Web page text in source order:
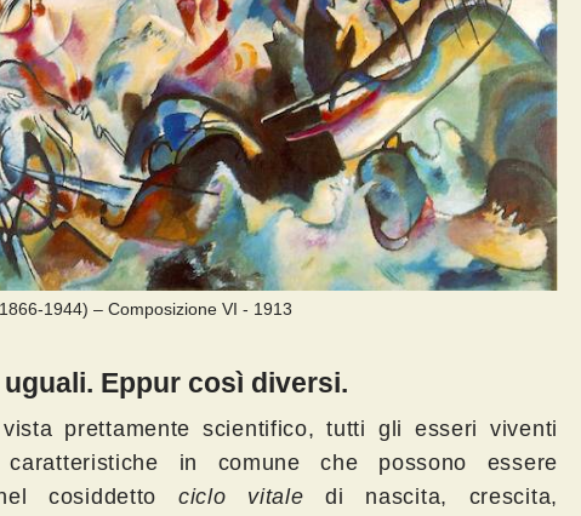
1944) – Composizione VI - 1913
Eppur così diversi.
prettamente scientifico, tutti gli esseri viventi
in comune che possono essere
cosiddetto ciclo vitaledi nascita, crescita,